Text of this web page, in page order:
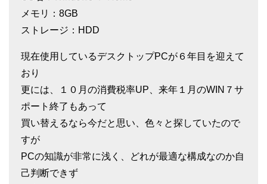
メモリ：8GB
ストレージ：HDD
現在使用しているデスクトップPCが６年目を迎えて
おり
更には、１０月の消費税率UP、来年１月のWIN７サ
ポート終了もあって
買い替えるなら今だと思い、色々と探していたので
すが
PCの知識が非常に浅く、どれが最適な構成なのか自
己判断できず